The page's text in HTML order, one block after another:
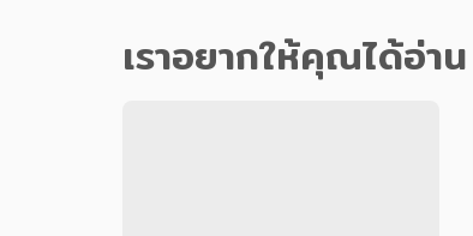
เราอยากให้คุณได้อ่าน